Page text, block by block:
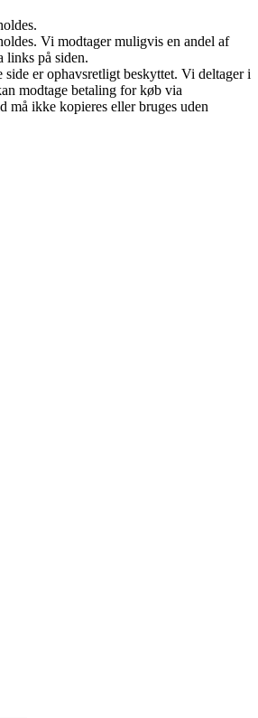
Vi modtager muligvis en andel af
links på siden.
er ophavsretligt beskyttet. Vi deltager i
modtage betaling for køb via
må ikke kopieres eller bruges uden